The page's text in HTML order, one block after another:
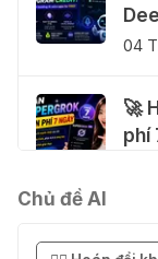
04
🚀
phí
Chủ đề AI